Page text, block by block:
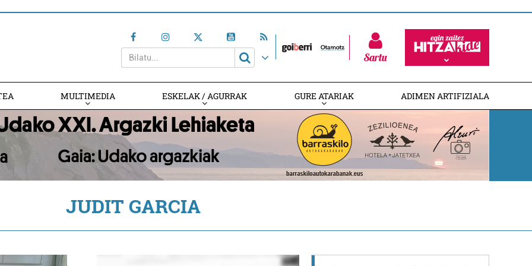
Sartu
MULTIMEDIA ESKELAK / AGURRAK GURE ATARIAK ADIMEN ARTIFIZIALA
JUDIT GARCIA